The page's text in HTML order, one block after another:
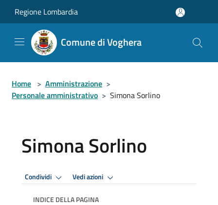
Regione Lombardia
Comune di Voghera
Home > Amministrazione >
Personale amministrativo > Simona Sorlino
Simona Sorlino
Condividi Vedi azioni
INDICE DELLA PAGINA